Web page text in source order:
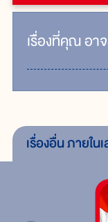
เรื่ิองที่คุณอา
เรื่องอื่นภายใน